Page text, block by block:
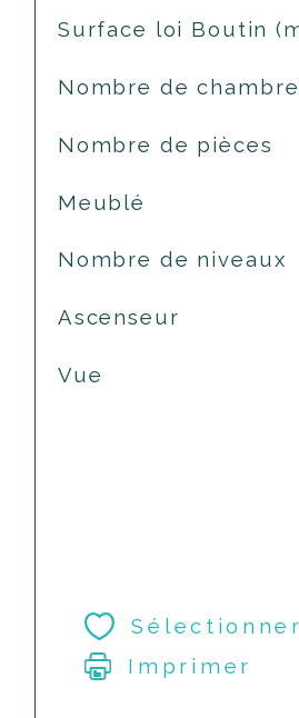
Surface loi Boutin
Nombre de
Nombre de pièces
Meublé
Nombre de niveaux
Ascenseur
Vue
Sélectionner
Imprimer